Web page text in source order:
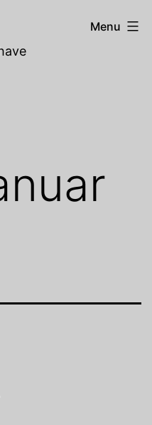
Menu